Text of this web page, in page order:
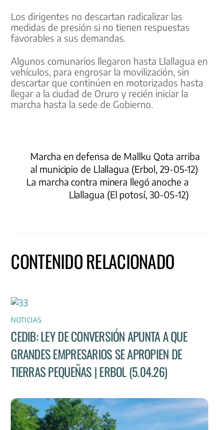
Los dirigentes no descartan radicalizar las
medidas de presión si no tienen respuestas
favorables a sus demandas.
Algunos comunarios llegaron hasta Llallagua en
vehículos, para engrosar la movilización, sin
descartar que continúen en motorizados hasta
llegar a la ciudad de Oruro y recién iniciar la
marcha hasta la sede de Gobierno.
Marcha en defensa de Mallku Qota arriba
al municipio de Llallagua (Erbol, 29-05-12)
La marcha contra minera llegó anoche a
Llallagua (El potosí, 30-05-12)
CONTENIDO RELACIONADO
NOTICIAS
CEDIB: LEY DE CONVERSIÓN APUNTA A QUE
GRANDES EMPRESARIOS SE APROPIEN DE
TIERRAS PEQUEÑAS | ERBOL (5.04.26)